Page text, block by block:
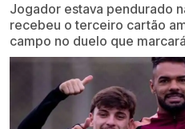
Jogador estava pendurado
recebeu o terceiro cartão
campo no duelo que